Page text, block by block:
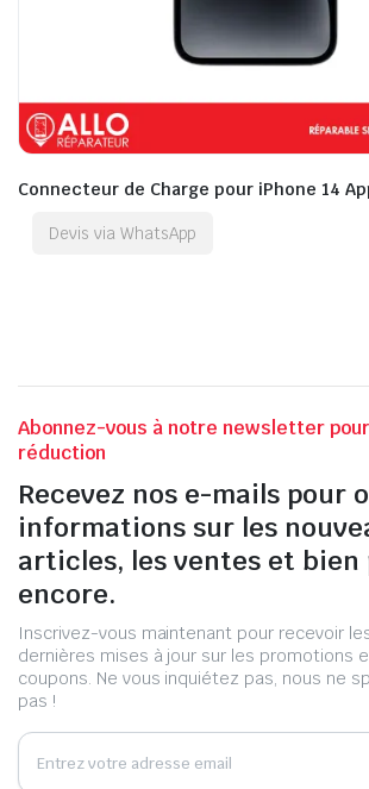
Connecteur de Charge pour iPhone 14
Devis via WhatsApp
Abonnez-vous à notre newsletter
réduction
Recevez nos e-mails pour
informations sur les
articles, les ventes et bien
encore.
Inscrivez-vous maintenant pour recevoir
dernières mises à jour sur les promotions
coupons. Ne vous inquiétez pas, nous ne
pas !